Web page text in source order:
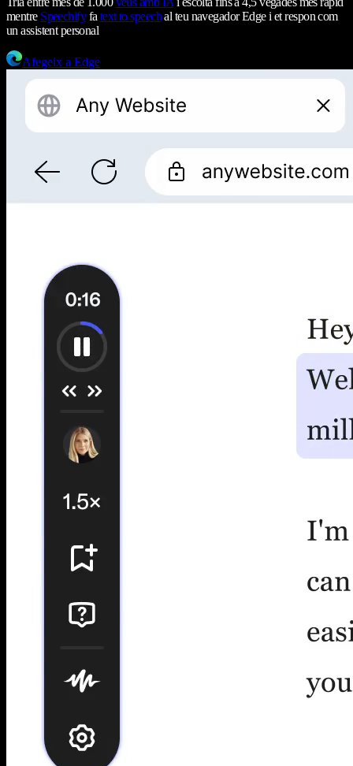
mentre Speechifyfa text to speechal teu navegador Edge i et respon com
un assistent personal
Afegeix a Edge